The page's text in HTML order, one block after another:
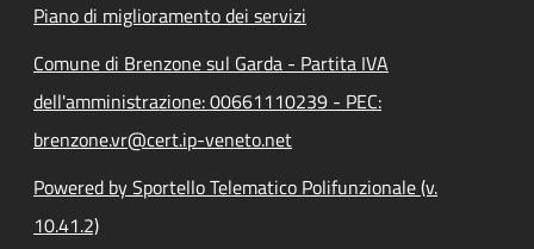
Piano di miglioramento dei servizi
Comune di Brenzone sul Garda - Partita IVA
dell'amministrazione: 00661110239 - PEC:
brenzone.vr@cert.ip-veneto.net
Powered by Sportello Telematico Polifunzionale (v.
10.41.2)